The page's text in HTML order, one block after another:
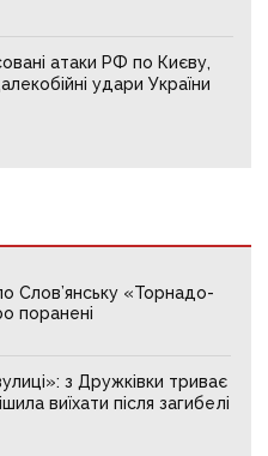
атаки РФ по Києву,
удари України
Слов’янську «Торнадо-
поранені
з Дружківки триває
виїхати після загибелі